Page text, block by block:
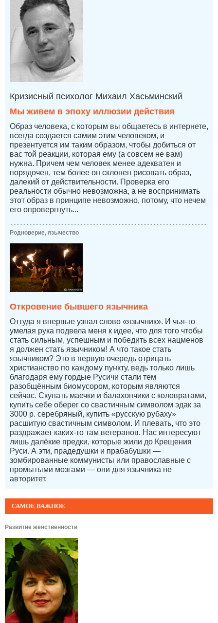
САМОЕ ВАЖНОЕ
Развитие женственности
Кризисный психолог Михаил Хасьминский
Мы живем в эпоху иллюзии действия
Образ человека, с которым вы общаетесь в интернете,
всегда создается самим этим человеком, и
презентуется им таким образом, чтобы добиться от
вас той реакции, которая ему (а совсем не вам)
нужна. Причем чем человек менее адекватен и
порядочен, тем более он склонен рисовать образ,
далекий от действительности. Проверка его
реальности обычно невозможна, а не воспринимать
этот образ в принципе невозможно, потому, что нечем
его опровергнуть...
Родноверие, язычество
Откровение бывшего язычника
Оттуда я впервые узнал слово «язычник». И чья-то
умелая рука подвела меня к идее, что для того чтобы
стать сильным, успешным и победить всех нацменов
я должен стать язычником! А что такое стать
язычником? Это в первую очередь отрицать
христианство по каждому пункту, ведь только лишь
благодаря ему гордые Русичи стали тем
разобщённым биомусором, которым являются
сейчас. Скупать маечки и балахончики с коловратами,
купить себе оберег со свастичным символом эдак за
3000 р. серебряный, купить «русскую рубаху»
расшитую свастичным символом. И плевать, что это
раздражает каких-то там ветеранов. Нас интересуют
лишь далёкие предки, которые жили до Крещения
Руси. А эти, прадедушки и прабабушки —
зомбированные коммунисты или православные с
промытыми мозгами — они для язычника не
авторитет.